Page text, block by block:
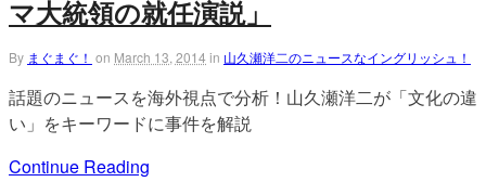
マ大統領の就任演説」
By まぐまぐ！ on March 13, 2014 in 山久瀬洋二のニュースなイングリッシュ！
話題のニュースを海外視点で分析！山久瀬洋二が「文化の違
い」をキーワードに事件を解説
Continue Reading